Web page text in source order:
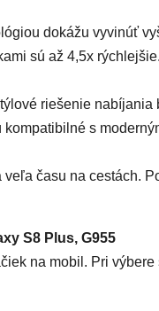
dokážu vyvinúť
sú až 4,5x
riešenie nabíjania
s
veľa času na cestách.
S8 Plus, G955
na mobil. Pri